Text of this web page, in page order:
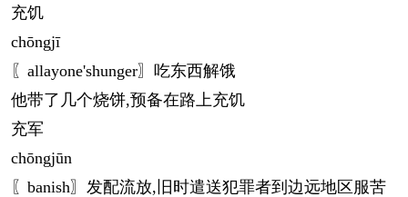
充饥
chōngjī
〖allayone'shunger〗吃东西解饿
他带了几个烧饼,预备在路上充饥
充军
chōngjūn
〖banish〗发配流放,旧时遣送犯罪者到边远地区服苦